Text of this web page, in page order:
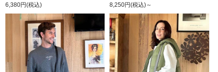
6,380円(税込)
8,250円(税込)～